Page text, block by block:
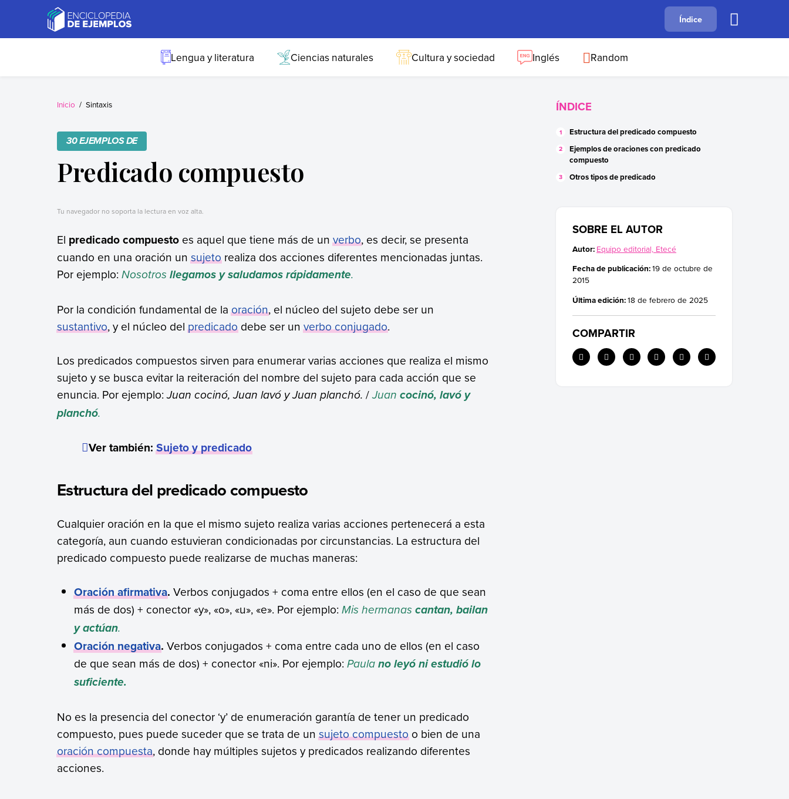
Ejemplos
Necesitas ejemplos.
B C F
Índice
Lengua y literatura Ciencias naturales Cultura y sociedad Inglés Random
Inicio Sintaxis
30 EJEMPLOS DE
Predicado compuesto
Tu navegador no soporta la lectura en voz alta.
El predicado compuestoes aquel que tiene más de unverbo, es decir, se presenta
cuando en una oración unsujetorealiza dos acciones diferentes mencionadas juntas.
Por ejemplo: Nosotros llegamos y saludamos rápidamente.
Por la condición fundamental de laoración, el núcleo del sujeto debe ser un
sustantivo, y el núcleo delpredicadodebe ser unverbo conjugado.
Los predicados compuestos sirven para enumerar varias acciones que realiza el mismo
sujeto y se busca evitar la reiteración del nombre del sujeto para cada acción que se
enuncia. Por ejemplo:Juan cocinó, Juan lavó y Juan planchó. /Juan cocinó, lavó y
planchó.
Ver también:Sujeto y predicado
Estructura del predicado compuesto
Cualquier oración en la que el mismo sujeto realiza varias acciones pertenecerá a esta
categoría, aun cuando estuvieran condicionadas por circunstancias. La estructura del
predicado compuesto puede realizarse de muchas maneras:
Oración afirmativa. Verbos conjugados + coma entre ellos (en el caso de que sean
más de dos) + conector «y», «o», «u», «e». Por ejemplo:Mis hermanascantan, bailan
y actúan.
Oración negativa.Verbos conjugados + coma entre cada uno de ellos (en el caso
de que sean más de dos) + conector «ni». Por ejemplo:Paulano leyó ni estudió lo
suficiente.
No es la presencia del conector ‘y’ de enumeración garantía de tener un predicado
compuesto, pues puede suceder que se trata de unsujeto compuestoo bien de una
oración compuesta, donde hay múltiples sujetos y predicados realizando diferentes
acciones.
ÍNDICE
Estructura del predicado compuesto
Ejemplos de oraciones con predicado
compuesto
Otros tipos de predicado
SOBRE EL AUTOR
Autor: Equipo editorial, Etecé
Fecha de publicación:19 de octubre de
2015
Última edición:18 de febrero de 2025
COMPARTIR